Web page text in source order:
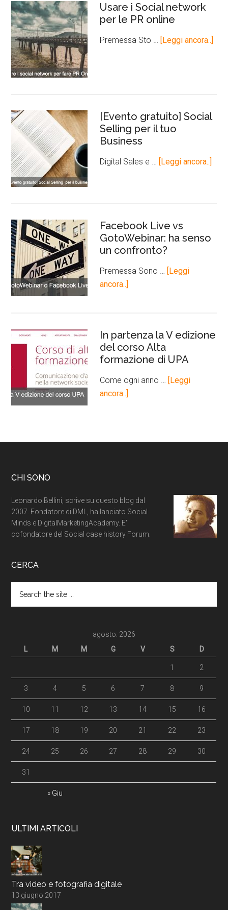
Usare i Social network
per le PR online
Premessa Sto … [Leggi ancora..]
[Evento gratuito] Social
Selling per il tuo
Business
Digital Sales e … [Leggi ancora..]
Facebook Live vs
GotoWebinar: ha senso
un confronto?
Premessa Sono … [Leggi
ancora..]
In partenza la V edizione
del corso Alta
formazione di UPA
Come ogni anno … [Leggi
ancora..]
CHI SONO
Leonardo Bellini, scrive su questo blog dal
2007. Fondatore di DML, ha lanciato Social
Minds e DigitalMarketingAcademy. E'
cofondatore del Social case history Forum.
CERCA
agosto: 2026
L
M M G V S D
« Giu
1 2
3 4 5 6 7 8 9
10 11 12 13 14 15 16
17 18 19 20 21 22 23
24 25 26 27 28 29 30
31
ULTIMI ARTICOLI
Tra video e fotografia digitale
13 giugno 2017